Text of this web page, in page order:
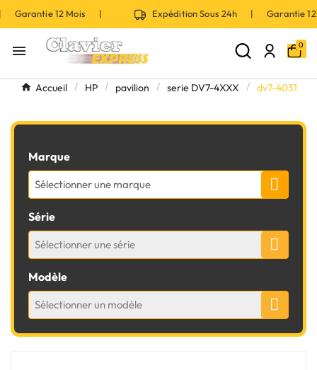
Garantie 12 Mois | Expédition Sous 24h | Garantie
 0
Accueil HP pavilion serie DV7-4XXX dv7-4031
Marque
Sélectionner une marque
Série
Sélectionner une série
Modèle
Sélectionner un modèle